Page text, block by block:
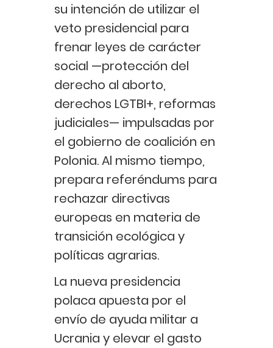
su intención de utilizar el
veto presidencial para
frenar leyes de carácter
social —protección del
derecho al aborto,
derechos LGTBI+, reformas
judiciales— impulsadas por
el gobierno de coalición en
Polonia. Al mismo tiempo,
prepara referéndums para
rechazar directivas
europeas en materia de
transición ecológica y
políticas agrarias.
La nueva presidencia
polaca apuesta por el
envío de ayuda militar a
Ucrania y elevar el gasto